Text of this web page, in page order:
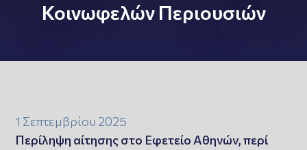
Κοινωφελών Περιουσιών
1 Σεπτεμβρίου 2025
Περίληψη αίτησης στο Εφετείο Αθηνών, περί